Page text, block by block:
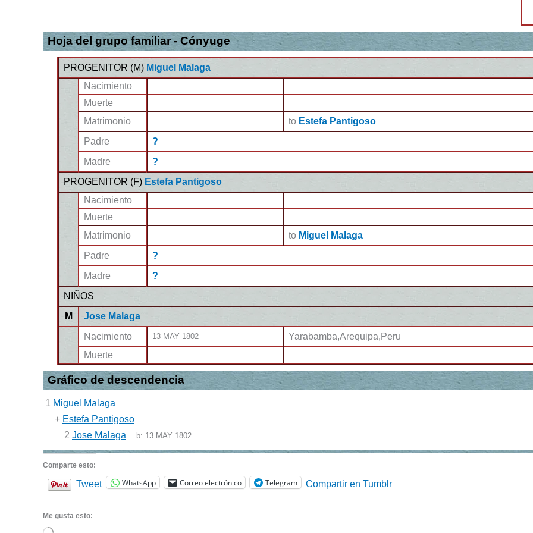
Hoja del grupo familiar - Cónyuge
PROGENITOR (M) Miguel Malaga
Nacimiento
Muerte
Matrimonio
to Estefa Pantigoso
Padre
?
Madre
?
PROGENITOR (F) Estefa Pantigoso
Nacimiento
Muerte
Matrimonio
to Miguel Malaga
Padre
?
Madre
?
NIÑOS
M
Jose Malaga
Nacimiento
13 MAY 1802
Yarabamba,Arequipa,Peru
Muerte
Gráfico de descendencia
1 Miguel Malaga
+ Estefa Pantigoso
2 Jose Malaga b: 13 MAY 1802
Comparte esto:
Tweet WhatsApp Correo electrónico Telegram Compartir en Tumblr
Me gusta esto: